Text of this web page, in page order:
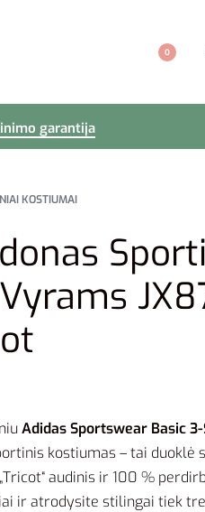
0
garantija
KOSTIUMAI
Adidas Sportswear Basic
kostiumas – tai duoklė
audinis ir 100 %
ir atrodysite stilingai tiek